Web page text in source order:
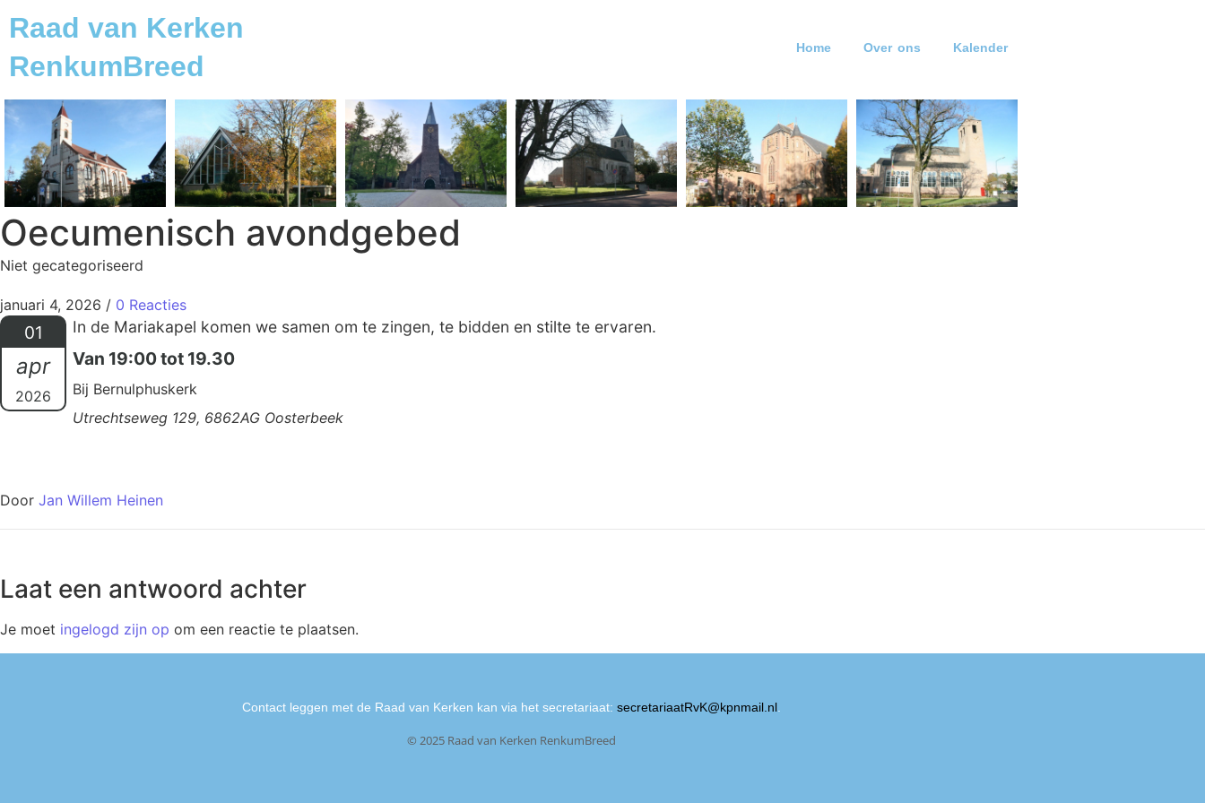
Raad van Kerken
RenkumBreed
Home Over ons Kalender
Oecumenisch avondgebed
Niet gecategoriseerd
januari 4, 2026 / 0 Reacties
01
apr
2026
In de Mariakapel komen we samen om te zingen, te bidden en stilte te ervaren.
Van 19:00 tot 19.30
Bij Bernulphuskerk
Utrechtseweg 129, 6862AG Oosterbeek
Door Jan Willem Heinen
Laat een antwoord achter
Je moet ingelogd zijn op om een reactie te plaatsen.
Contact leggen met de Raad van Kerken kan via het secretariaat: secretariaatRvK@kpnmail.nl.
© 2025 Raad van Kerken RenkumBreed